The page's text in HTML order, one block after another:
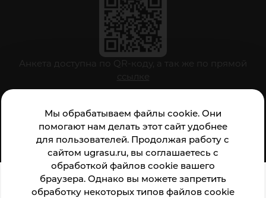
Мы обрабатываем файлы cookie. Они
помогают нам делать этот сайт удобнее
для пользователей. Продолжая работу с
сайтом ugrasu.ru, вы соглашаетесь с
обработкой файлов cookie вашего
браузера. Однако вы можете запретить
обработку некоторых типов файлов cookie
Анкета доступна по QR-коду, а так же по прямой
ссылке
© ФГБОУ ВО ЮГУ 2001–2026